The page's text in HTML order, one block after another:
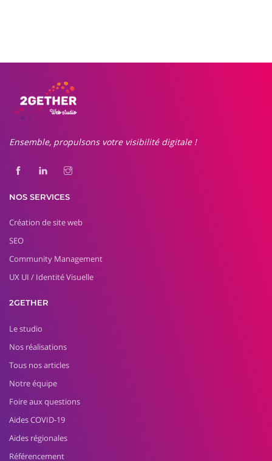
Ensemble, propulsons votre visibilité digitale !
NOS SERVICES
Création de site web
SEO
Community Management
UX UI / Identité Visuelle
2GETHER
Le studio
Nos réalisations
Tous nos articles
Notre équipe
Foire aux questions
Aides COVID-19
Aides régionales
Référencement